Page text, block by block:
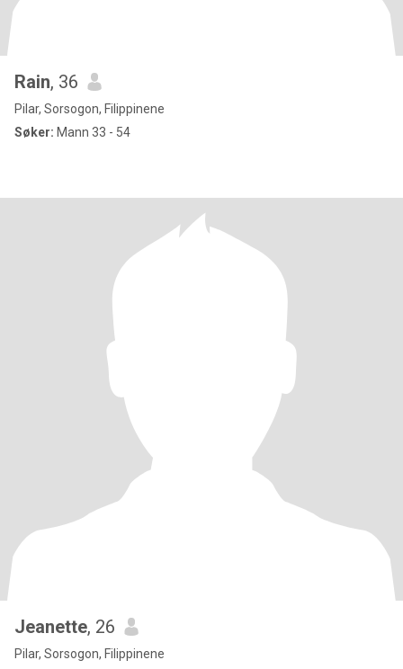
Rain, 36
Pilar, Sorsogon, Filippinene
Søker: Mann 33 - 54
Jeanette, 26
Pilar, Sorsogon, Filippinene